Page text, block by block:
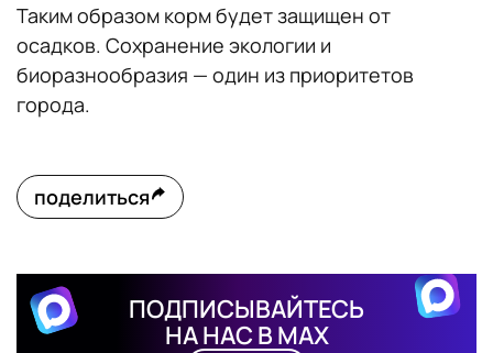
Таким образом корм будет защищен от
осадков. Сохранение экологии и
биоразнообразия — один из приоритетов
города.
поделиться
ПОДПИСЫВАЙТЕСЬ
НА НАС В MAX